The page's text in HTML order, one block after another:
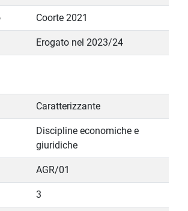
Coorte 2021
Erogato nel 2023/24
Caratterizzante
Discipline economiche e
giuridiche
AGR/01
3